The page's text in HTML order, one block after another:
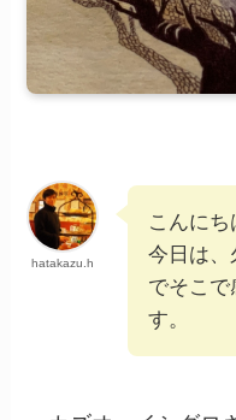
hatakazu.h
こんにち
今日は、
でそこで
す。